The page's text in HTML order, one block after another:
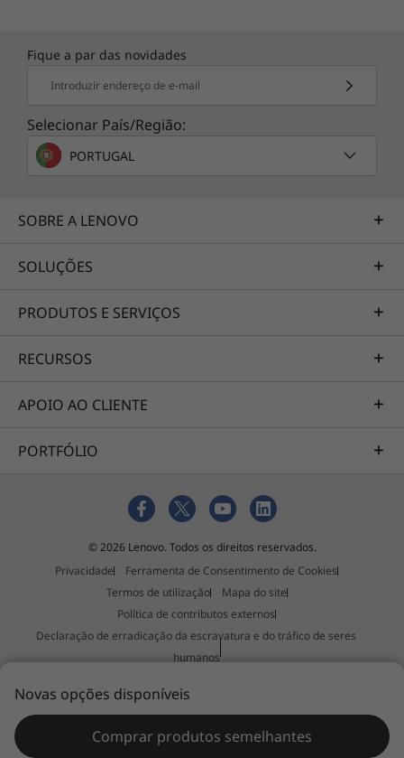
Fique a par das novidades
Introduzir endereço de e-mail
Selecionar País/Região:
PORTUGAL
SOBRE A LENOVO
SOLUÇÕES
PRODUTOS E SERVIÇOS
RECURSOS
APOIO AO CLIENTE
PORTFÓLIO
© 2026 Lenovo. Todos os direitos reservados.
Privacidade
Ferramenta de Consentimento de Cookies
Termos de utilização
Mapa do site
Política de contributos externos
Declaração de erradicação da escravatura e do tráfico de seres
humanos
Novas opções disponíveis
Comprar produtos semelhantes